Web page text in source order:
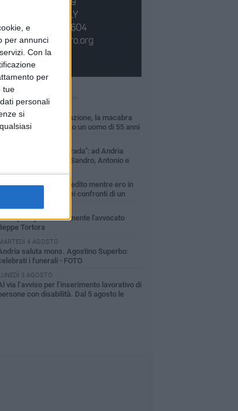
e
per annunci
Con la
per
tue
personali
si
SETTIMANA
MARTEDÌ 4 AGOSTO
odore dall’abitazione, la macabra
scoperta: trovato morto un uomo di 55 anni
"3 vite. 2 impegni. 1 strada": ad Andria
l'evento per ricordare Sandro, Antonio e
5 AGOSTO
branco mi ha aggredito mentre ero in
stampelle": violenza nei confronti di un
30 LUGLIO
prematuramente l'avvocato
Tortora
4 AGOSTO
saluta mons. Agostino Superbo:
i funerali - FOTO
3 AGOSTO
via l’avviso per l’inserimento lavorativo di
con disabilità. Dal 5 agosto le